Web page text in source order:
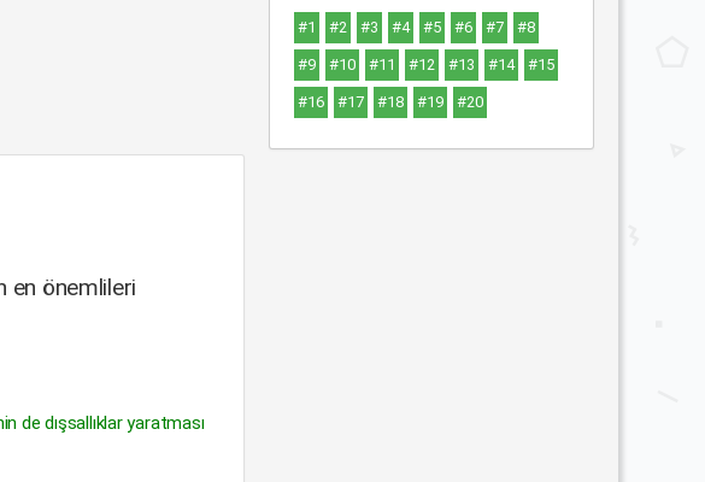
en önemlileri
dışsallıklar yaratması
#1 #2 #3 #4 #5 #6 #7 #8
#9 #10 #11 #12 #13 #14 #15
#16 #17 #18 #19 #20